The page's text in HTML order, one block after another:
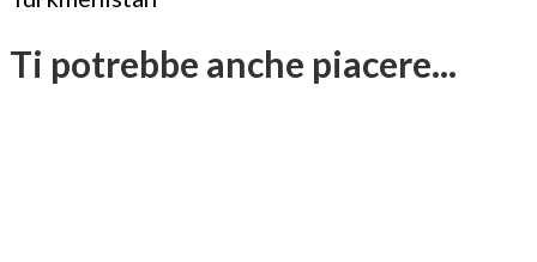
Ti potrebbe anche piacere...